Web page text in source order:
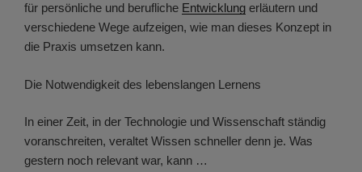
für persönliche und berufliche Entwicklung erläutern und
verschiedene Wege aufzeigen, wie man dieses Konzept in
die Praxis umsetzen kann.
Die Notwendigkeit des lebenslangen Lernens
In einer Zeit, in der Technologie und Wissenschaft ständig
voranschreiten, veraltet Wissen schneller denn je. Was
gestern noch relevant war, kann …